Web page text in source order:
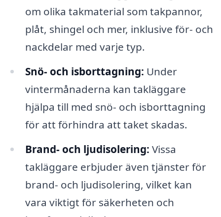
om olika takmaterial som takpannor,
plåt, shingel och mer, inklusive för- och
nackdelar med varje typ.
Snö- och isborttagning: Under
vintermånaderna kan takläggare
hjälpa till med snö- och isborttagning
för att förhindra att taket skadas.
Brand- och ljudisolering: Vissa
takläggare erbjuder även tjänster för
brand- och ljudisolering, vilket kan
vara viktigt för säkerheten och